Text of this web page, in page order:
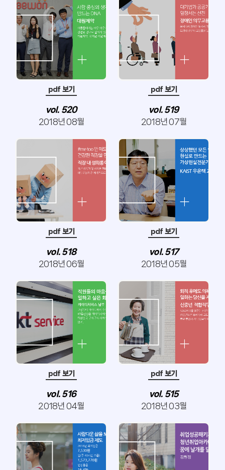
pdf 보기
vol. 520
2018년 08월
pdf 보기
vol. 519
2018년 07월
pdf 보기
vol. 518
2018년 06월
pdf 보기
vol. 517
2018년 05월
pdf 보기
vol. 516
2018년 04월
pdf 보기
vol. 515
2018년 03월